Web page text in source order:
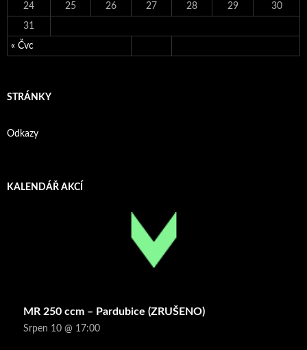
« Čvc
24 25 26 27 28 29 30
31
STRÁNKY
Odkazy
KALENDÁŘ AKCÍ
MR 250 ccm – Pardubice (ZRUŠENO)
Srpen 10 @ 17:00